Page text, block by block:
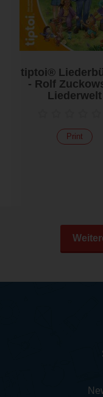
tiptoi®
- Rolf
Liederwelt
Print